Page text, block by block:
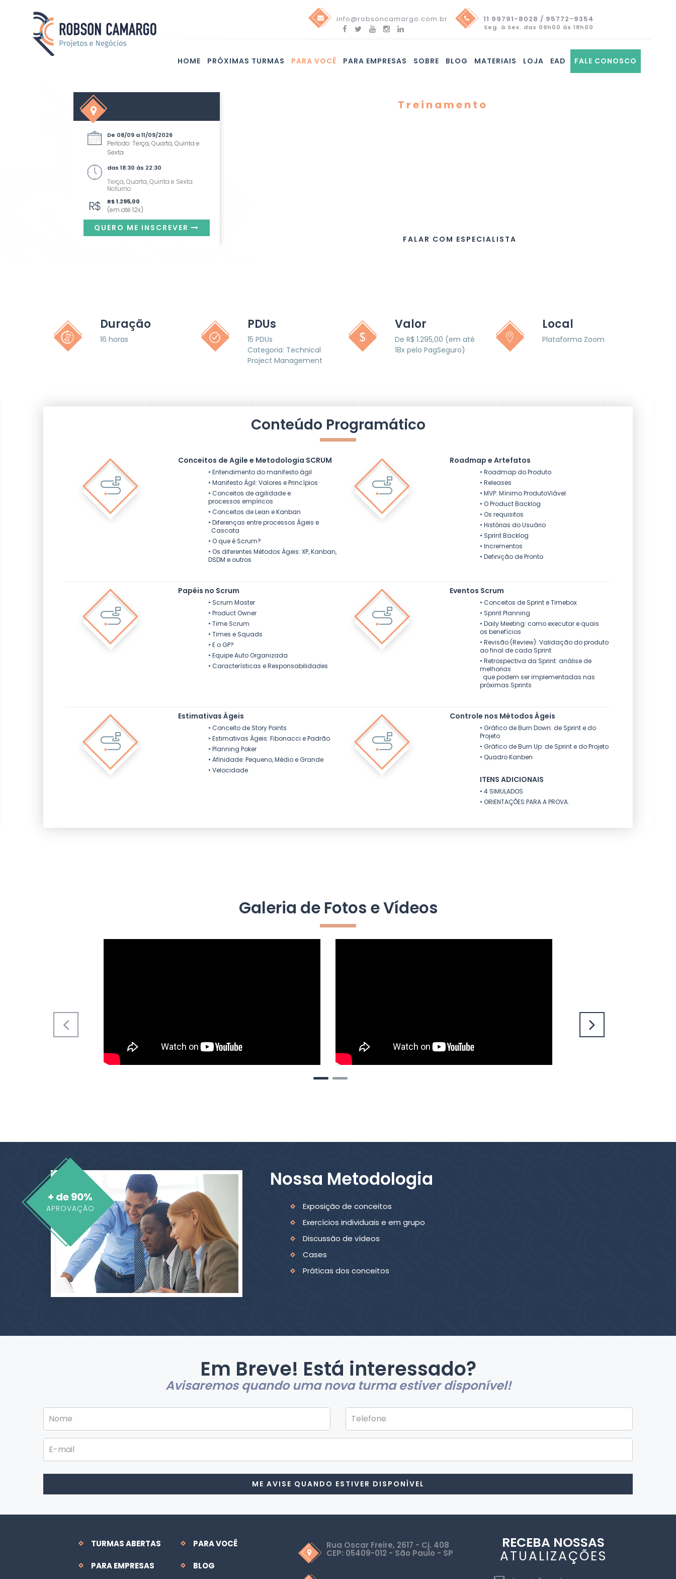
info@robsoncamargo.com.br 11 99791-8028 / 95772-9354
Seg. à Sex. das 09h00 às 18h00
HOME PRÓXIMAS TURMAS PARA VOCÊ PARA EMPRESAS SOBRE BLOG MATERIAIS LOJA EAD FALE CONOSCO
De 08/09 a 11/09/2026
Período: Terça, Quarta, Quinta e
Sexta
das 18:30 às 22:30
Terça, Quarta, Quinta e Sexta
Noturno
R$ 1.295,00
(em até 12x)
QUERO ME INSCREVER
Treinamento
FALAR COM ESPECIALISTA
Duração
16 horas
PDUs
15 PDUs
Categoria: Technical
Project Management
Valor
De R$ 1.295,00 (em até
18x pelo PagSeguro)
Local
Plataforma Zoom
Conteúdo Programático
Conceitos de Agile e Metodologia SCRUM
• Entendimento do manifesto ágil
• Manifesto Ágil: Valores e Princípios
• Conceitos de agilidade e
processos empíricos
• Conceitos de Lean e Kanban
• Diferenças entre processos Ágeis e
Cascata
• O que é Scrum?
• Os diferentes Métodos Ágeis: XP, Kanban,
DSDM e outros
Roadmap e Artefatos
• Roadmap do Produto
• Releases
• MVP: Mínimo ProdutoViável
• O Product Backlog
• Os requisitos
• Histórias do Usuário
• Sprint Backlog
• Incrementos
• Definição de Pronto
Papéis no Scrum
• Scrum Master
• Product Owner
• Time Scrum
• Times e Squads
• E o GP?
• Equipe Auto Organizada
• Características e Responsabilidades
Eventos Scrum
• Conceitos de Sprint e Timebox
• Sprint Planning
• Daily Meeting: como executar e quais
os benefícios
• Revisão (Review): Validação do produto
ao final de cada Sprint
• Retrospectiva da Sprint: análise de
melhorias
que podem ser implementadas nas
próximas Sprints
Estimativas Ágeis
• Conceito de Story Points
• Estimativas Ágeis: Fibonacci e Padrão
• Planning Poker
• Afinidade: Pequeno, Médio e Grande
• Velocidade
Controle nos Métodos Ágeis
• Gráfico de Burn Down: de Sprint e do
Projeto
• Gráfico de Burn Up: de Sprint e do Projeto
• Quadro Kanben
ITENS ADICIONAIS
• 4 SIMULADOS
• ORIENTAÇÕES PARA A PROVA.
Galeria de Fotos e Vídeos
+ de 90%
APROVAÇÃO
Nossa Metodologia
Exposição de conceitos
Exercícios individuais e em grupo
Discussão de vídeos
Cases
Práticas dos conceitos
Em Breve! Está interessado?
Avisaremos quando uma nova turma estiver disponível!
ME AVISE QUANDO ESTIVER DISPONÍVEL
TURMAS ABERTAS PARA VOCÊ
PARA EMPRESAS BLOG
Rua Oscar Freire, 2617 - Cj. 408
CEP: 05409-012 - São Paulo - SP
RECEBA NOSSAS
ATUALIZAÇÕES